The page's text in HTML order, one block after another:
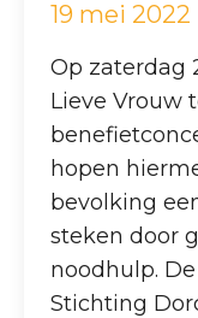
19 mei 2022
Op zaterdag
Lieve Vrouw
hopen
bevolking
steken door
noodhulp.
Stichting